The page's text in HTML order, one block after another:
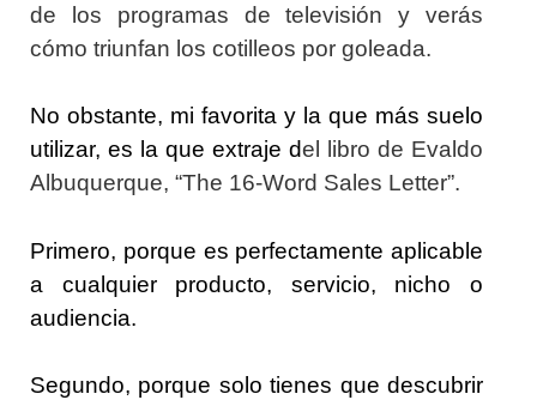
de los programas de televisión y verás
cómo triunfan los cotilleos por goleada.
No obstante, mi favorita y la que más suelo
utilizar, es la que extraje del libro de Evaldo
Albuquerque, “The 16-Word Sales Letter”.
Primero, porque es perfectamente aplicable
a cualquier producto, servicio, nicho o
audiencia.
Segundo, porque solo tienes que descubrir